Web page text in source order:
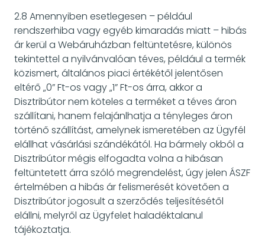
2.8 Amennyiben esetlegesen – például
rendszerhiba vagy egyéb kimaradás miatt – hibás
ár kerül a Webáruházban feltüntetésre, különös
tekintettel a nyilvánvalóan téves, például a termék
közismert, általános piaci értékétől jelentősen
eltérő „0” Ft-os vagy „1” Ft-os árra, akkor a
Disztribútor nem köteles a terméket a téves áron
szállítani, hanem felajánlhatja a tényleges áron
történő szállítást, amelynek ismeretében az Ügyfél
elállhat vásárlási szándékától. Ha bármely okból a
Disztribútor mégis elfogadta volna a hibásan
feltüntetett árra szóló megrendelést, úgy jelen ÁSZF
értelmében a hibás ár felismerését követően a
Disztribútor jogosult a szerződés teljesítésétől
elállni, melyről az Ügyfelet haladéktalanul
tájékoztatja.